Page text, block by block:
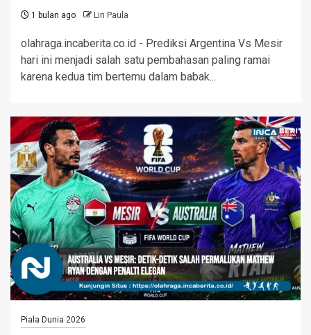
1 bulan ago Lin Paula
olahraga.incaberita.co.id - Prediksi Argentina Vs Mesir
hari ini menjadi salah satu pembahasan paling ramai
karena kedua tim bertemu dalam babak...
Piala Dunia 2026